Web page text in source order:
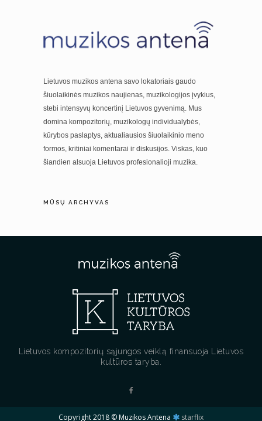
Lietuvos muzikos antena savo lokatoriais gaudo
šiuolaikinės muzikos naujienas, muzikologijos įvykius,
stebi intensyvų koncertinį Lietuvos gyvenimą. Mus
domina kompozitorių, muzikologų individualybės,
kūrybos paslaptys, aktualiausios šiuolaikinio meno
formos, kritiniai komentarai ir diskusijos. Viskas, kuo
šiandien alsuoja Lietuvos profesionalioji muzika.
MŪSŲ ARCHYVAS
Lietuvos kompozitorių sąjungos veiklą finansuoja Lietuvos
kultūros taryba.
Copyright 2018 © Muzikos Antena starflix